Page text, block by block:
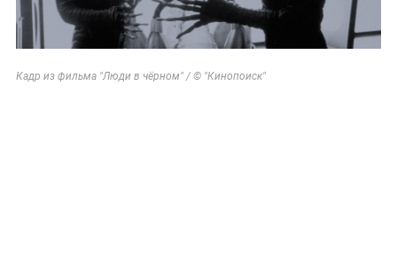
Кадр из фильма "Люди в чёрном" / © "Кинопоиск"